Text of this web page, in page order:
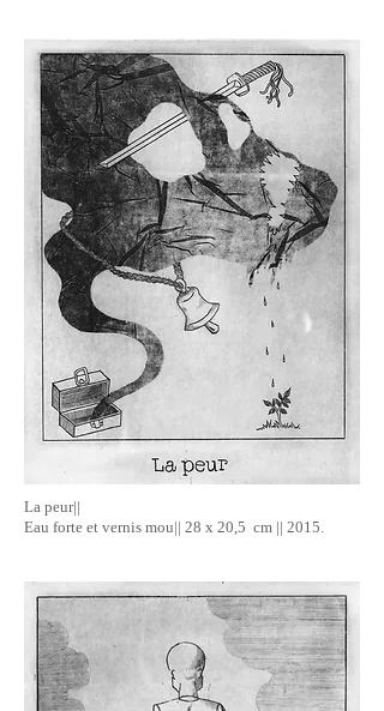
La peur||
Eau forte et vernis mou|| 28 x 20,5 cm || 2015.